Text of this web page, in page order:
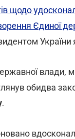
щодо
Єдиної
України
влади,
обидва
.